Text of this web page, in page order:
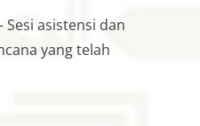
Sesi asistensi dan
yang telah